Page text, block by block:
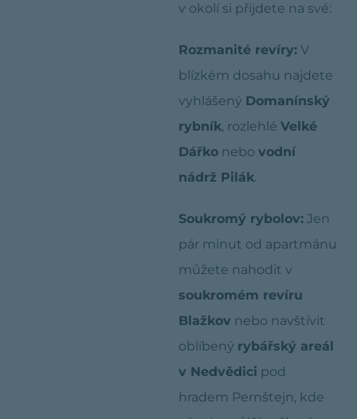
v okolí si přijdete na své:
Rozmanité revíry: V
blízkém dosahu najdete
vyhlášený Domanínský
rybník, rozlehlé Velké
Dářko nebo vodní
nádrž Pilák.
Soukromý rybolov: Jen
pár minut od apartmánu
můžete nahodit v
soukromém revíru
Blažkov nebo navštívit
oblíbený rybářský areál
v Nedvědici pod
hradem Pernštejn, kde